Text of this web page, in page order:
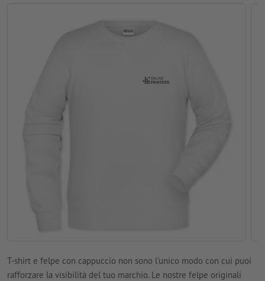
T-shirt e felpe con cappuccio non sono l'unico modo con cui puoi
rafforzare la visibilità del tuo marchio. Le nostre felpe originali